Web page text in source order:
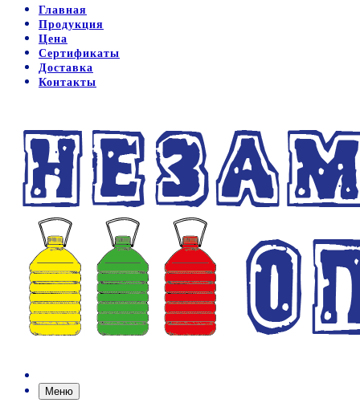
Главная
Продукция
Цена
Сертификаты
Доставка
Контакты
Меню